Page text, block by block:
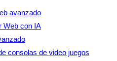
avanzado
Web con IA
consolas de video juegos